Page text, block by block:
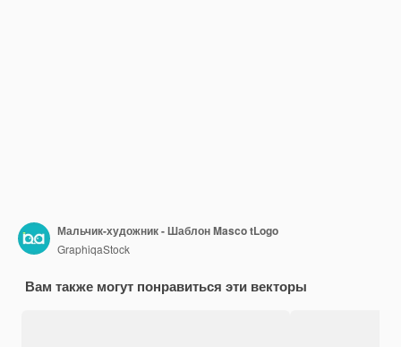
Мальчик-художник - Шаблон Masco tLogo
GraphiqaStock
Вам также могут понравиться эти векторы